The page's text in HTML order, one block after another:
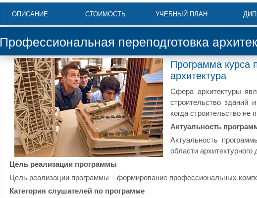
ОПИСАНИЕ СТОИМОСТЬ УЧЕБНЫЙ ПЛАН
Профессиональная переподготовка
Программа курса
архитектура
Сфера архитектуры
строительство зданий
когда строительство
Актуальность
Актуальность
области архитектурного
Цель реализации программы
Цель реализации программы – формирование профессиональных
Категория слушателей по программе